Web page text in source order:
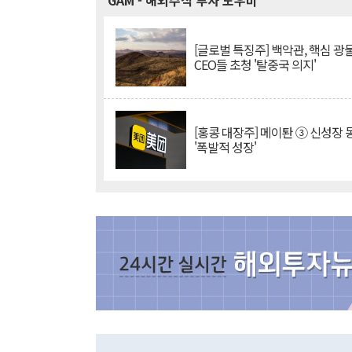
[글로벌 특징주] 백악관, 핵심 광
CEO들 초청 '탈중국 의지'
[홍콩 대장주] 메이퇀 ③ 신성장
'폭발적 성장'